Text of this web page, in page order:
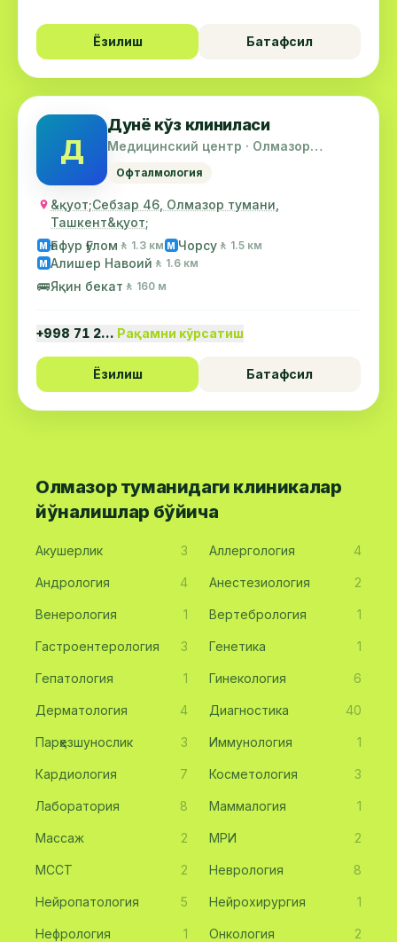
Ёзилиш Батафсил
Д
Дунё кўз клиниласи
Медицинский центр · Олмазор
Офталмология
&қуот;Себзар 46, Олмазор тумани,
Ташкент&қуот;
М Ғафур Ғулом 🚶 1.3 км М Чорсу 🚶 1.5 км
М Алишер Навоий 🚶 1.6 км
🚌Яқин бекат 🚶 160 м
+998 71 2… Рақамни кўрсатиш
Ёзилиш Батафсил
Олмазор туманидаги клиникалар
йўналишлар бўйича
Акушерлик 3 Аллергология 4
Андрология 4 Анестезиология 2
Венерология 1 Вертебрология 1
Гастроентерология 3 Генетика 1
Гепатология 1 Гинекология 6
Дерматология 4 Диагностика 40
Парҳезшунослик 3 Иммунология 1
Кардиология 7 Косметология 3
Лаборатория 8 Маммалогия 1
Массаж 2 МРИ 2
МССТ 2 Неврология 8
Нейропатология 5 Нейрохирургия 1
Нефрология 1 Онкология 2